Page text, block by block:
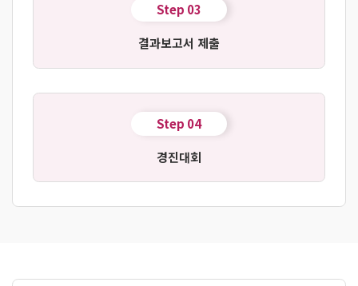
Step 03
결과보고서 제출
Step 04
경진대회